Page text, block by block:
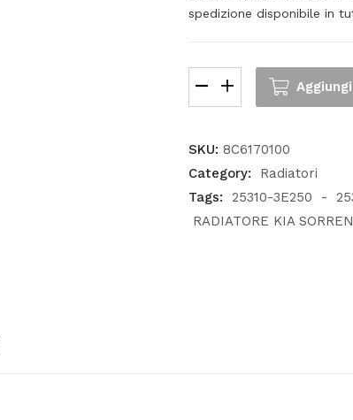
spedizione disponibile in
SKU: 8C6170100
Category:
Radiatori
Tags:
25310-3E250 -
RADIATORE KIA